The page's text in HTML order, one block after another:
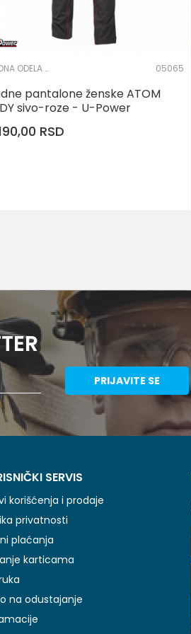
RADNA ODELA I PANTALONE 05065
pantalone ženske ATOM
sivo-roze - U-Power
RSD
PRIJAVITE SE
SERVIS
korišćenja i prodaje
privatnosti
plaćanja
karticama
na odustajanje